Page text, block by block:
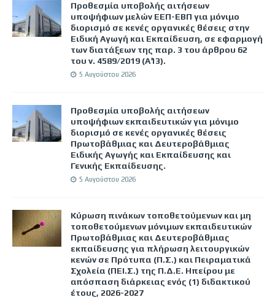
Προθεσμία υποβολής αιτήσεων
υποψήφιων μελών ΕΕΠ-ΕΒΠ για μόνιμο
διορισμό σε κενές οργανικές θέσεις στην
Ειδική Αγωγή και Εκπαίδευση, σε εφαρμογή
των διατάξεων της παρ. 3 του άρθρου 62
του ν. 4589/2019 (Α΄13).
5 Αυγούστου 2026
Προθεσμία υποβολής αιτήσεων
υποψήφιων εκπαιδευτικών για μόνιμο
διορισμό σε κενές οργανικές θέσεις
Πρωτοβάθμιας και Δευτεροβάθμιας
Ειδικής Αγωγής και Εκπαίδευσης και
Γενικής Εκπαίδευσης.
5 Αυγούστου 2026
Κύρωση πινάκων τοποθετούμενων και μη
τοποθετούμενων μόνιμων εκπαιδευτικών
Πρωτοβάθμιας και Δευτεροβάθμιας
εκπαίδευσης για πλήρωση λειτουργικών
κενών σε Πρότυπα (Π.Σ.) και Πειραματικά
Σχολεία (ΠΕΙ.Σ.) της Π.Δ.Ε. Ηπείρου με
απόσπαση διάρκειας ενός (1) διδακτικού
έτους, 2026-2027